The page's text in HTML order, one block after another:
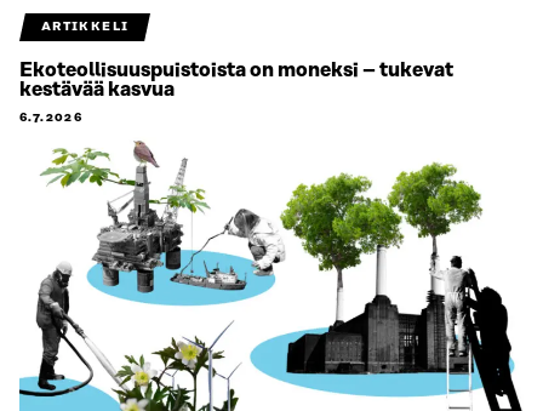
ARTIKKELI
Ekoteollisuuspuistoista on moneksi – tukevat
kestävää kasvua
6.7.2026